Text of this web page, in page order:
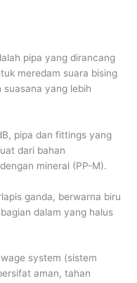
pipa yang dirancang
meredam suara bising
suasana yang lebih
pipa dan fittings yang
dari bahan
mineral (PP-M).
ganda, berwarna biru
dalam yang halus
system (sistem
aman, tahan